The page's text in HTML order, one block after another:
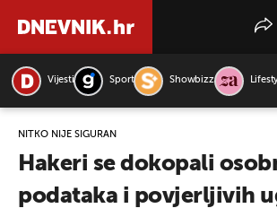
Vijesti Sport Showbizz
NITKO NIJE SIGURAN
Hakeri se dokopali
podataka i povjerljivih
PRETRAŽITE VIJESTI